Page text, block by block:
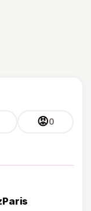
😡0